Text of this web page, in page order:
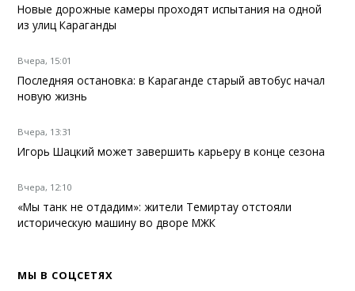
Новые дорожные камеры проходят испытания на одной
из улиц Караганды
Вчера, 15:01
Последняя остановка: в Караганде старый автобус начал
новую жизнь
Вчера, 13:31
Игорь Шацкий может завершить карьеру в конце сезона
Вчера, 12:10
«Мы танк не отдадим»: жители Темиртау отстояли
историческую машину во дворе МЖК
МЫ В СОЦСЕТЯХ